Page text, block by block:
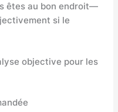
êtes au bon endroit—
si le
objective pour les